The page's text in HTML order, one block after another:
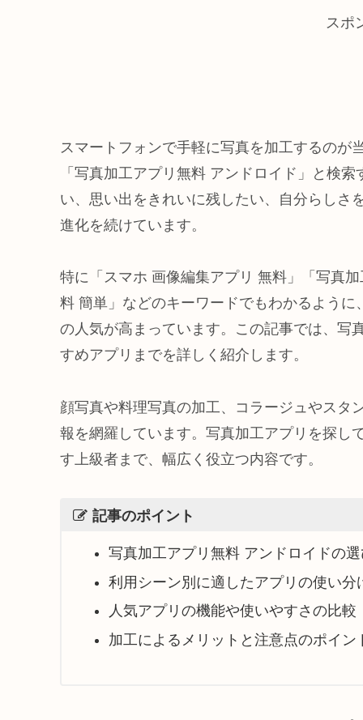
スポ
スマートフォンで手軽に写真を加工するのが
「写真加工アプリ無料 アンドロイド」と検
い、思い出をきれいに残したい、自分らしさ
進化を続けています。
特に「スマホ 画像編集アプリ 無料」「写真
料 簡単」などのキーワードでもわかるよう
の人気が高まっています。この記事では、写
すめアプリまでを詳しく紹介します。
顔写真や料理写真の加工、コラージュやスタ
報を網羅しています。写真加工アプリを探し
す上級者まで、幅広く役立つ内容です。
記事のポイント
写真加工アプリ無料 アンドロイドの
利用シーン別に適したアプリの使い分
人気アプリの機能や使いやすさの比較
加工によるメリットと注意点のポイン